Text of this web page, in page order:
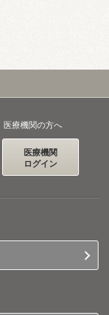
医療機関の方へ
医療機関
ログイン